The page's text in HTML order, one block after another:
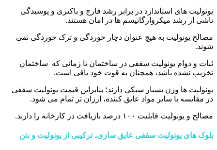
یونولیت های استاندارد در برابر رشد قارچ و باکتری و پوسیدگی
ناشی از رشد میکروارگانیسم ها در امان هستند.
مصالح یونولیت به هیچ عنوان دچار خوردگی و ترک خوردگی نمی
شوند.
ثبات و دوام یونولیت سقفی در ساختمان تا زمانی که ساختمان
تخریب نشده باشد، همچنان به قوت خود باقی است.
یونولیت ها وزن بسیار سبکی دارند؛ بنابراین قیمت یونولیت سقفی
در مقایسه با سایر مواد عایق کننده، ارزان تر تمام می شود.
مصالح و یونولیت قابلیت ۱۰۰ درصد بازیافت در کارخانه را دارند.
بلوک های یونولیت سقفی عایق سازی، ترکیبی از یونولیت و بتن